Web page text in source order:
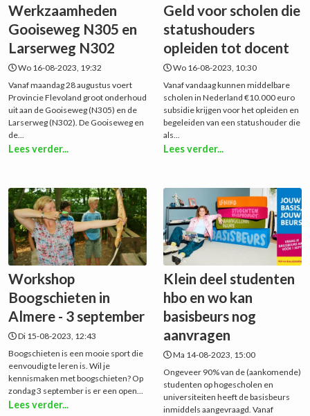
Werkzaamheden
Gooiseweg N305 en
Larserweg N302
Wo 16-08-2023, 19:32
Vanaf maandag 28 augustus voert
Provincie Flevoland groot onderhoud
uit aan de Gooiseweg (N305) en de
Larserweg (N302). De Gooiseweg en
de...
Lees verder...
Geld voor scholen die
statushouders
opleiden tot docent
Wo 16-08-2023, 10:30
Vanaf vandaag kunnen middelbare
scholen in Nederland €10.000 euro
subsidie krijgen voor het opleiden en
begeleiden van een statushouder die
als...
Lees verder...
Workshop
Boogschieten in
Almere - 3 september
Di 15-08-2023, 12:43
Boogschieten is een mooie sport die
eenvoudig te leren is. Wil je
kennismaken met ‪boogschieten? Op
zondag 3 september is er een open...
Lees verder...
Klein deel studenten
hbo en wo kan
basisbeurs nog
aanvragen
Ma 14-08-2023, 15:00
Ongeveer 90% van de (aankomende)
studenten op hogescholen en
universiteiten heeft de basisbeurs
inmiddels aangevraagd. Vanaf